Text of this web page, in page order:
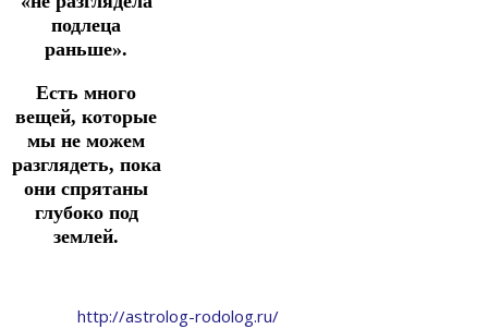
подлеца
раньше».
Есть много
вещей, которые
мы не можем
разглядеть, пока
они спрятаны
глубоко под
землей.
http://astrolog-rodolog.ru/